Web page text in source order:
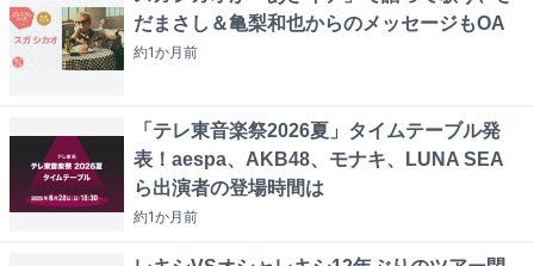
だまさし＆亀梨和也からのメッセージもOA
約1か月前
「テレ東音楽祭2026夏」タイムテーブル発
表！aespa、AKB48、モナキ、LUNA SEA
ら出演者の登場時間は
約1か月前